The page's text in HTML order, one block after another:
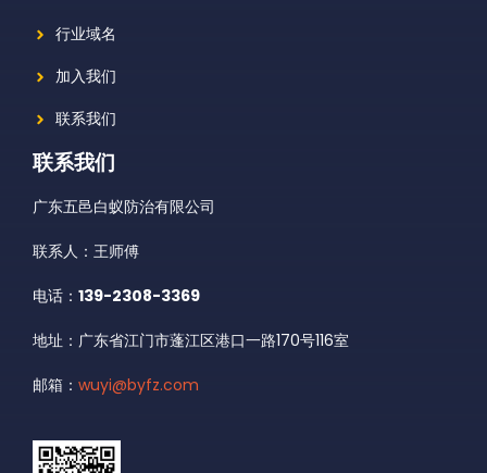
行业域名
加入我们
联系我们
联系我们
广东五邑白蚁防治有限公司
联系人：王师傅
电话： 139-2308-3369
地址：广东省江门市蓬江区港口一路170号116室
邮箱： wuyi@byfz.com